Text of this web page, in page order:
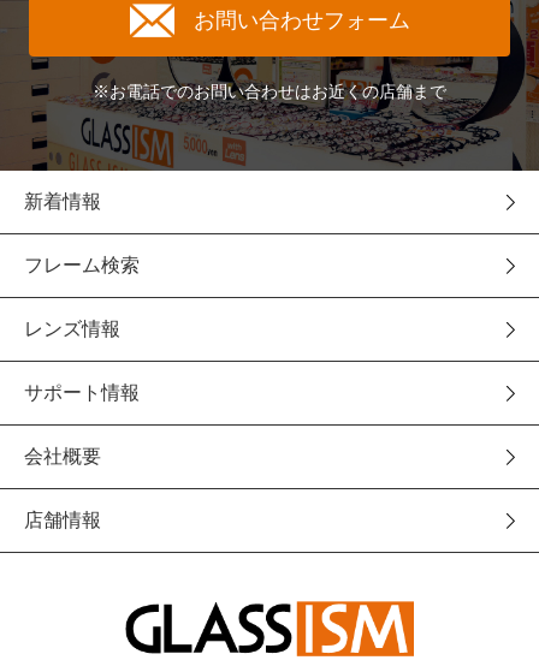
お問い合わせフォーム
※お電話でのお問い合わせはお近くの店舗まで
新着情報
フレーム検索
レンズ情報
サポート情報
会社概要
店舗情報